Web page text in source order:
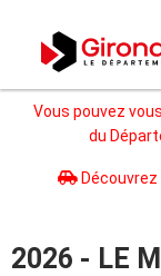
Gironde
Vous pouvez
du
Découvrez
2026 - LE